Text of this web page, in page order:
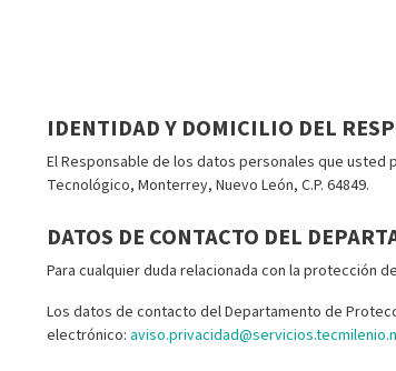
IDENTIDAD Y DOMICILIO DEL
El Responsable de los datos personales que usted
Tecnológico, Monterrey, Nuevo León, C.P. 64849.
DATOS DE CONTACTO DEL
Para cualquier duda relacionada con la protección
Los datos de contacto del Departamento de
electrónico: